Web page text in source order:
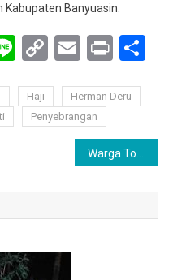
Banyuasin.
LineCopyEmail
Print
Haji
Herman Deru
Penyebrangan